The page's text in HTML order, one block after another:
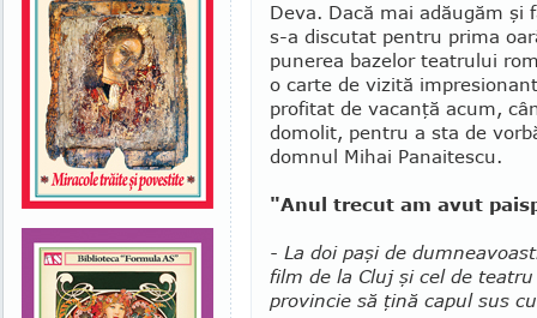
Deva. Dacă mai adăugăm şi
s-a discutat pentru prima
punerea bazelor teatrului
o carte de vizită
profitat de vacanţă acum,
domolit, pentru a sta de
domnul Mihai Pana­ites­cu.
"Anul trecut am avut
- La doi paşi de
film de la Cluj şi cel de
provincie să ţină capul sus